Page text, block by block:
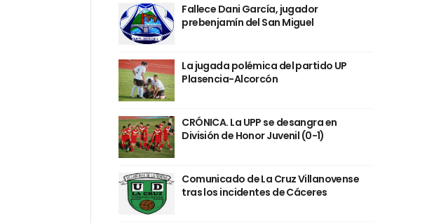
Fallece Dani García, jugador
prebenjamín del San Miguel
La jugada polémica del partido UP
Plasencia-Alcorcón
CRÓNICA. La UPP se desangra en
División de Honor Juvenil (0-1)
Comunicado de La Cruz Villanovense
tras los incidentes de Cáceres